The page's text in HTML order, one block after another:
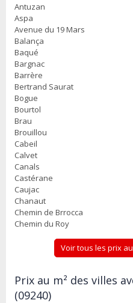
Antuzan
Aspa
Avenue du 19 Mars
Balança
Baqué
Bargnac
Barrère
Bertrand Saurat
Bogue
Bourtol
Brau
Brouillou
Cabeil
Calvet
Canals
Castérane
Caujac
Chanaut
Chemin de Brrocca
Chemin du Roy
Voir tous les prix
Prix au m² des villes
(09240)